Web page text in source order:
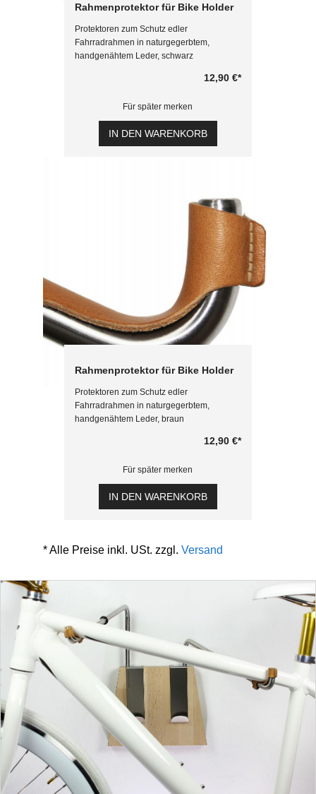
Rahmenprotektor für Bike Holder
Protektoren zum Schutz edler
Fahrradrahmen in naturgegerbtem,
handgenähtem Leder, schwarz
12,90 €*
Für später merken
IN DEN WARENKORB
Rahmenprotektor für Bike Holder
Protektoren zum Schutz edler
Fahrradrahmen in naturgegerbtem,
handgenähtem Leder, braun
12,90 €*
Für später merken
IN DEN WARENKORB
* Alle Preise inkl. USt. zzgl. Versand